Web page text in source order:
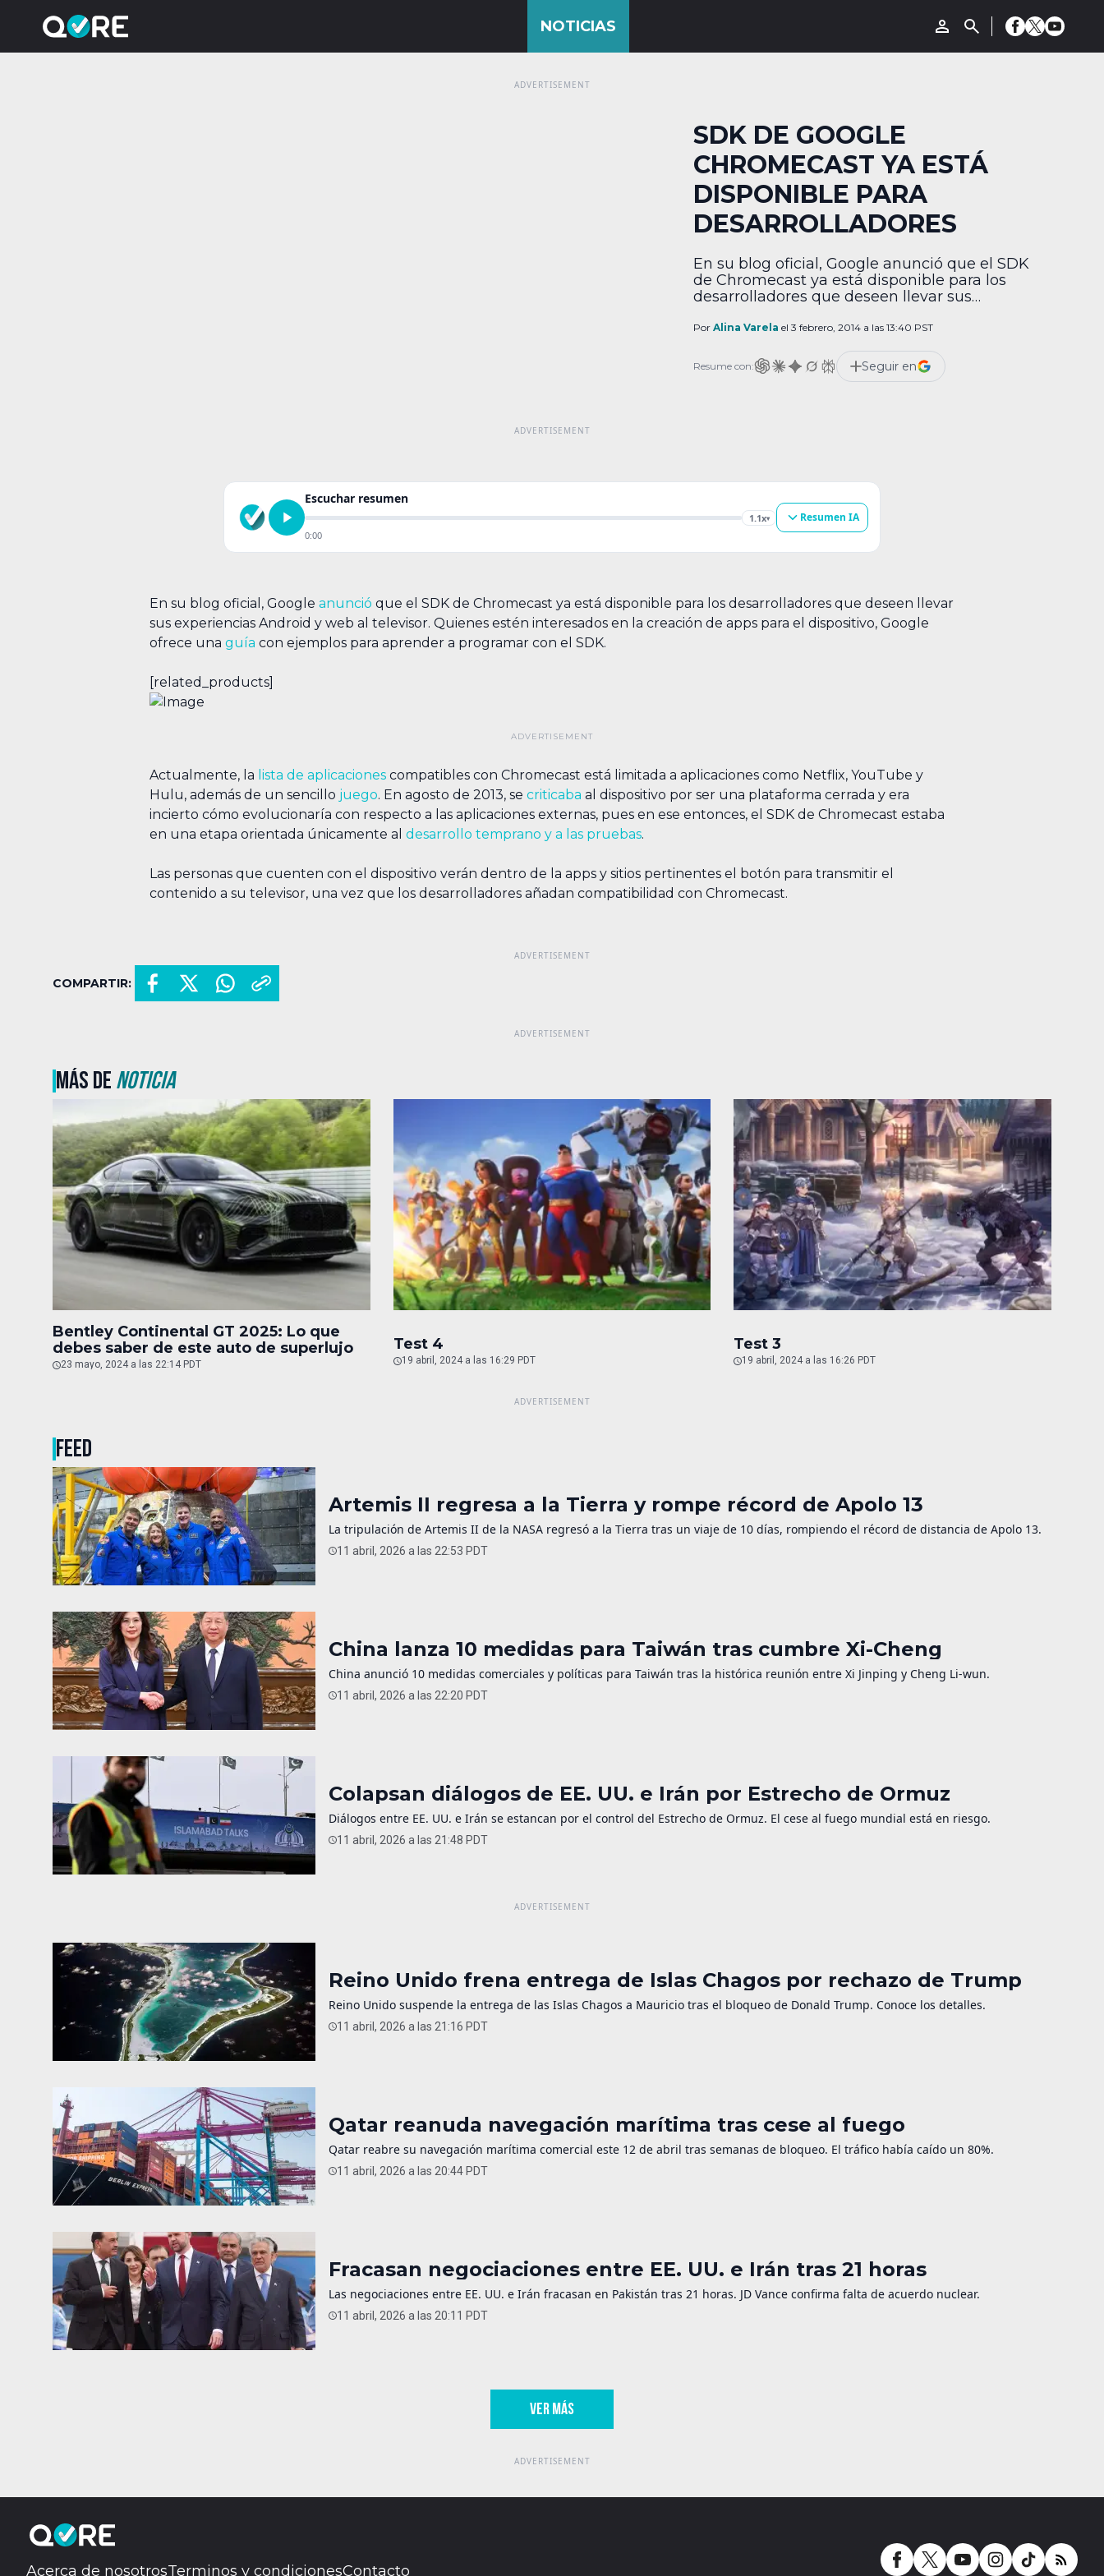
SDK DE GOOGLE
CHROMECAST YA ESTÁ
DISPONIBLE PARA
DESARROLLADORES
En su blog oficial, Google anunció que el SDK
de Chromecast ya está disponible para los
desarrolladores que deseen llevar sus
estén interesados en la creación de apps para el
ejemplos para aprender a programar con el
SDK. [related_products] Actualmente, la lista […]
Por Alina Varela el 3 febrero, 2014 a las 13:40 PST
Resume con: Seguir en
Escuchar resumen
1.1x▾
0:00
Resumen IA
En su blog oficial, Google anunció que el SDK de Chromecast ya está disponible para los desarrolladores que deseen llevar
sus experiencias Android y web al televisor. Quienes estén interesados en la creación de apps para el dispositivo, Google
ofrece una guía con ejemplos para aprender a programar con el SDK.
[related_products]
Actualmente, la lista de aplicaciones compatibles con Chromecast está limitada a aplicaciones como Netflix, YouTube y
Hulu, además de un sencillo juego. En agosto de 2013, se criticaba al dispositivo por ser una plataforma cerrada y era
incierto cómo evolucionaría con respecto a las aplicaciones externas, pues en ese entonces, el SDK de Chromecast estaba
en una etapa orientada únicamente al desarrollo temprano y a las pruebas.
Las personas que cuenten con el dispositivo verán dentro de la apps y sitios pertinentes el botón para transmitir el
contenido a su televisor, una vez que los desarrolladores añadan compatibilidad con Chromecast.
COMPARTIR:
MÁS DENOTICIA
Bentley Continental GT 2025: Lo que
debes saber de este auto de superlujo
23 mayo, 2024 a las 22:14 PDT
Test 4
19 abril, 2024 a las 16:29 PDT
Test 3
19 abril, 2024 a las 16:26 PDT
FEED
Artemis II regresa a la Tierra y rompe récord de Apolo 13
La tripulación de Artemis II de la NASA regresó a la Tierra tras un viaje de 10 días, rompiendo el récord de distancia de Apolo 13.
11 abril, 2026 a las 22:53 PDT
China lanza 10 medidas para Taiwán tras cumbre Xi-Cheng
China anunció 10 medidas comerciales y políticas para Taiwán tras la histórica reunión entre Xi Jinping y Cheng Li-wun.
11 abril, 2026 a las 22:20 PDT
Colapsan diálogos de EE. UU. e Irán por Estrecho de Ormuz
Diálogos entre EE. UU. e Irán se estancan por el control del Estrecho de Ormuz. El cese al fuego mundial está en riesgo.
11 abril, 2026 a las 21:48 PDT
Reino Unido frena entrega de Islas Chagos por rechazo de Trump
Reino Unido suspende la entrega de las Islas Chagos a Mauricio tras el bloqueo de Donald Trump. Conoce los detalles.
11 abril, 2026 a las 21:16 PDT
Qatar reanuda navegación marítima tras cese al fuego
Qatar reabre su navegación marítima comercial este 12 de abril tras semanas de bloqueo. El tráfico había caído un 80%.
11 abril, 2026 a las 20:44 PDT
Fracasan negociaciones entre EE. UU. e Irán tras 21 horas
Las negociaciones entre EE. UU. e Irán fracasan en Pakistán tras 21 horas. JD Vance confirma falta de acuerdo nuclear.
11 abril, 2026 a las 20:11 PDT
VER MÁS
Acerca de nosotrosTerminos y condicionesContacto